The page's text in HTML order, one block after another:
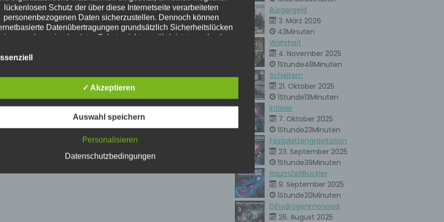
Bürgergeld
3. März 2026
43Minuten
Wahrheit
4. November 2025
1Stunde48Minuten
Scheitern
21. Oktober 2025
1Stunde13Minuten
Irrlaser
7. Oktober 2025
1Stunde23Minuten
Festplattengravitation
23. September 2025
1Stunde39Minuten
RaumZeitRuckler
9. September 2025
1Stunde20Minuten
Dihydrogenmonoxid
26. August 2025
lückenlosen Schutz der über diese Internetseite verarbeiteten
personenbezogenen Daten sicherzustellen. Dennoch können
Datenübertragungen grundsätzlich Sicherheitslücken
sodass ein absoluter Schutz nicht gewährleistet werden kann.
Daten auch auf alternativen Wegen, beispielsweise
beruht auf den Begrifflichkeiten, die durch den
Richtlinien- und Verordnungsgeber beim Erlass der
Grundverordnung (DS-GVO) verwendet wurden. Unsere
soll sowohl für die Öffentlichkeit als auch für unsere
dies zu gewährleisten, möchten wir vorab die verwendeten
Begrifflichkeiten erläutern.
Wir verwenden in dieser Datenschutzerklärung unter anderem die
✓ Akzeptieren
Auswahl speichern
Personalisieren
Datenschutzbedingungen